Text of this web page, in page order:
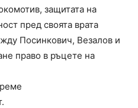
защитата на
пред своята врата
Посинкович, Везалов и
право в ръцете на